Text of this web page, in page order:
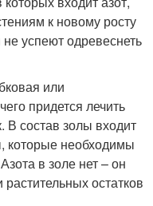
к новому росту
успеют одревеснеть
или
придется лечить
В состав золы входит
которые необходимы
в золе нет – он
остатков